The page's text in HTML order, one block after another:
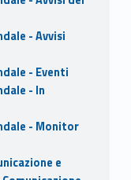
- Avvisi
- Eventi
- In
- Monitor
e